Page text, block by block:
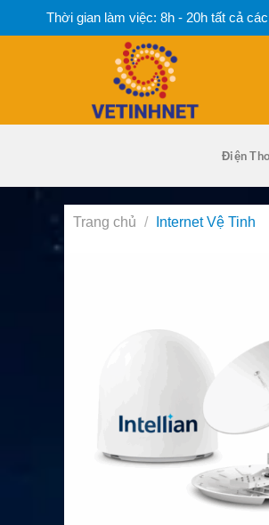
Thời gian làm việc: 8h - 20h tất cả
Điện
Trang chủ / Internet Vệ Tinh